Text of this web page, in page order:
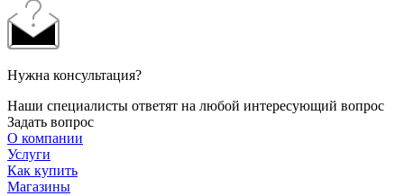
Нужна консультация?
Наши специалисты ответят на любой интересующий вопрос
Задать вопрос
О компании
Услуги
Как купить
Магазины